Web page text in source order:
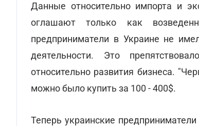
Данные относительно импорта и
оглашают только как
предприниматели в Украине не
деятельности. Это
относительно развития бизнеса.
можно было купить за 100 - 400$.
Теперь украинские